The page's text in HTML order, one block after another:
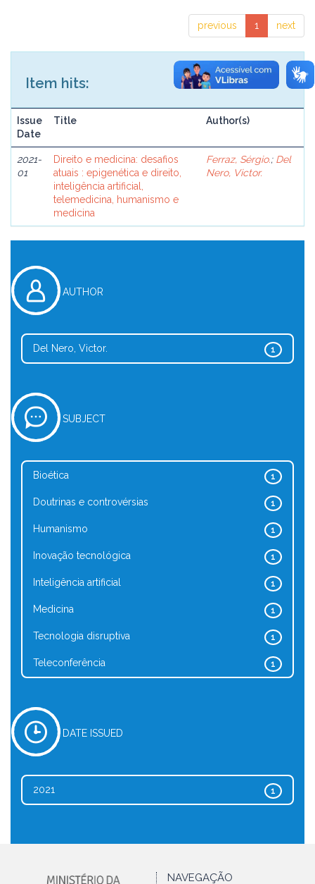
previous 1 next
Item hits:
Issue
Date
Title Author(s)
2021-
01
Direito e medicina: desafios
atuais : epigenética e direito,
inteligência artificial,
telemedicina, humanismo e
medicina
Ferraz, Sérgio.; Del
Nero, Victor.
AUTHOR
1
Del Nero, Victor.
SUBJECT
1
Bioética
1
Doutrinas e controvérsias
1
Humanismo
1
Inovação tecnológica
1
Inteligência artificial
1
Medicina
1
Tecnologia disruptiva
1
Teleconferência
DATE ISSUED
1
2021
NAVEGAÇÃO